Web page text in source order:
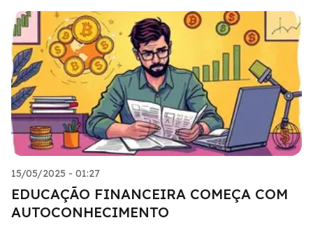
15/05/2025 - 01:27
EDUCAÇÃO FINANCEIRA COMEÇA COM
AUTOCONHECIMENTO